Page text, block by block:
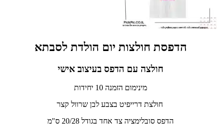
הדפסת חולצות יום הולדת לסבתא
חולצה עם הדפס בעיצוב אישי
מינימום הזמנה 10 יחידות
חולצת דרייפיט בצבע לבן שרוול קצר
הדפס סובלימציה צד אחד בגודל 20/28 ס"מ